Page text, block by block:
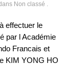
Non classé .
effectuer le
par l Académie
Francais et
KIM YONG HO